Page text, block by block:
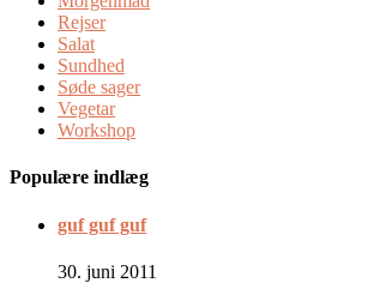
Rejser
Salat
Sundhed
Søde sager
Vegetar
Workshop
Populære indlæg
guf guf guf
30. juni 2011